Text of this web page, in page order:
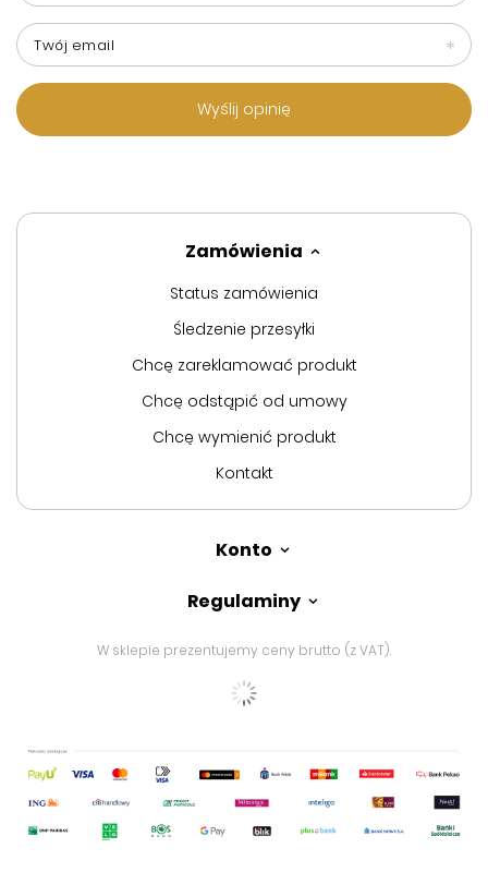
Twój email
Wyślij opinię
Zamówienia
Status zamówienia
Śledzenie przesyłki
Chcę zareklamować produkt
Chcę odstąpić od umowy
Chcę wymienić produkt
Kontakt
Konto
Regulaminy
W sklepie prezentujemy ceny brutto (z VAT).